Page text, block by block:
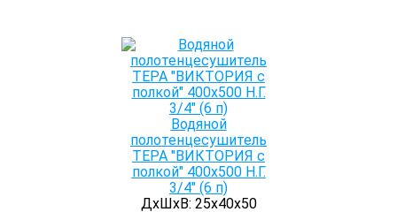
Водяной
полотенцесушитель
ТЕРА "ВИКТОРИЯ с
полкой" 400х500 Н.Г.
3/4" (6 п)
ДхШхВ: 25х40х50